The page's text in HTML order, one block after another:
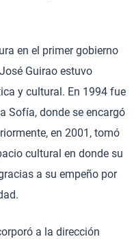
en el primer gobierno
Guirao estuvo
y cultural. En 1994 fue
Sofía, donde se encargó
en 2001, tomó
cultural en donde su
a su empeño por
a la dirección